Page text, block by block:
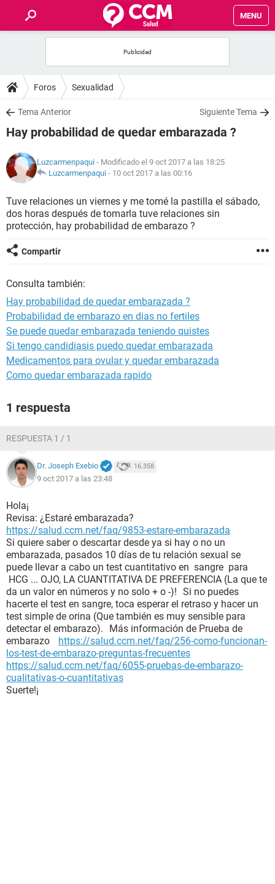
MENU
FOROS
SALUD
FAMILIA
NUTRICIÓN
BIENESTAR
Foros Sexualidad
Tema Anterior Siguiente Tema
Hay probabilidad de quedar embarazada ?
Luzcarmenpaqui - Modificado el 9 oct 2017 a las 18:25
Luzcarmenpaqui - 10 oct 2017 a las 00:16
Tuve relaciones un viernes y me tomé la pastilla el sábado,
dos horas después de tomarla tuve relaciones sin
protección, hay probabilidad de embarazo ?
Compartir
Consulta también:
Hay probabilidad de quedar embarazada ?
Probabilidad de embarazo en dias no fertiles
Se puede quedar embarazada teniendo quistes
Si tengo candidiasis puedo quedar embarazada
Medicamentos para ovular y quedar embarazada
Como quedar embarazada rapido
1 respuesta
RESPUESTA 1 / 1
Dr. Joseph Exebio 16.358
9 oct 2017 a las 23:48
Hola¡
Revisa: ¿Estaré embarazada?
https://salud.ccm.net/faq/9853-estare-embarazada
Si quiere saber o descartar desde ya si hay o no un
embarazada, pasados 10 días de tu relación sexual se
puede llevar a cabo un test cuantitativo en sangre para
HCG ... OJO, LA CUANTITATIVA DE PREFERENCIA (La que te
da un valor en números y no solo + o -)! Si no puedes
hacerte el test en sangre, toca esperar el retraso y hacer un
test simple de orina (Que también es muy sensible para
detectar el embarazo). Más información de Prueba de
embarazo https://salud.ccm.net/faq/256-como-funcionan-
los-test-de-embarazo-preguntas-frecuentes
https://salud.ccm.net/faq/6055-pruebas-de-embarazo-
cualitativas-o-cuantitativas
Suerte!¡